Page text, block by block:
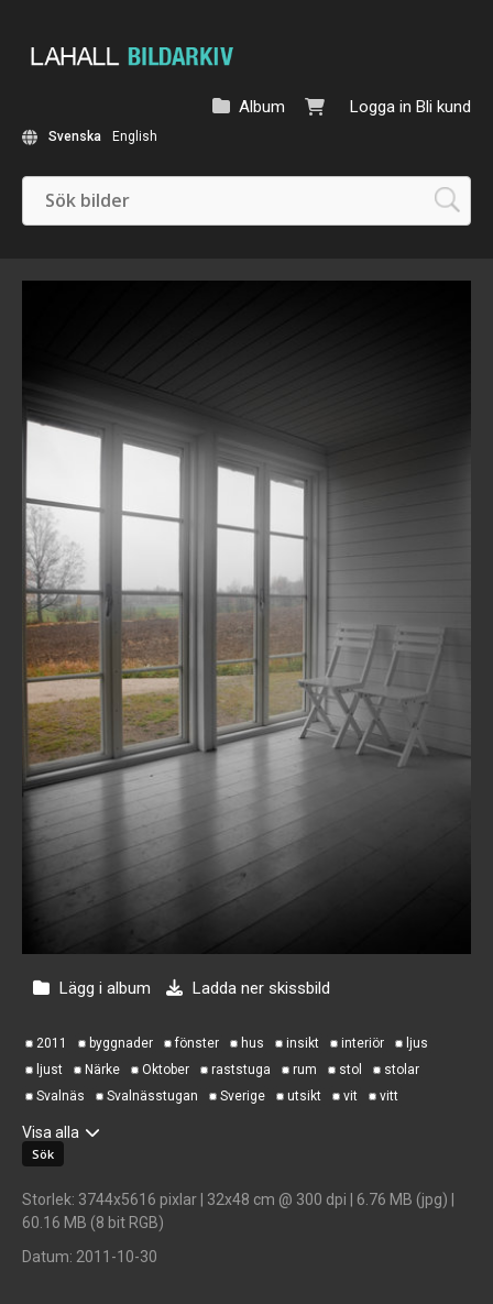
Logga in Bli kund
Album
Svenska English
Lägg i album Ladda ner skissbild
2011 byggnader fönster hus insikt interiör
ljus
ljust
Närke Oktober raststuga rum stol
stolar
Svalnäs
Svalnässtugan Sverige utsikt vit vitt
Visa alla
Storlek: 3744x5616 pixlar | 32x48 cm @ 300 dpi | 6.76 MB (jpg) |
60.16 MB (8 bit RGB)
Datum: 2011-10-30